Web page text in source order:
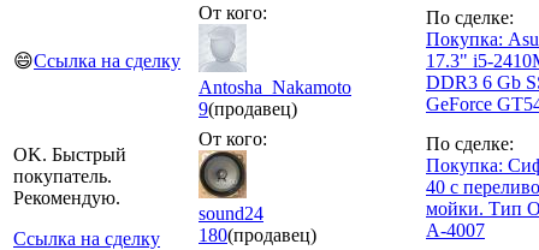
😄Ссылка на сделку
От кого:
Antosha_Nakamoto
9(продавец)
По сделке:
Покупка:
17.3" i5-
DDR3 6 Gb
GeForce
OK. Быстрый
покупатель.
Рекомендую.
Ссылка на сделку
От кого:
sound24
180(продавец)
По сделке:
Покупка:
40 с
мойки. Тип
А-4007